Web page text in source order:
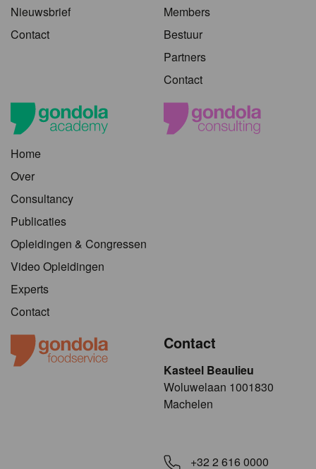
Nieuwsbrief
Contact
Members
Bestuur
Partners
Contact
Home
Over
Consultancy
Publicaties
Opleidingen & Congressen
Video Opleidingen
Experts
Contact
Contact
Kasteel Beaulieu
​​​Woluwelaan 1001830
Machelen
+32 2 616 0000